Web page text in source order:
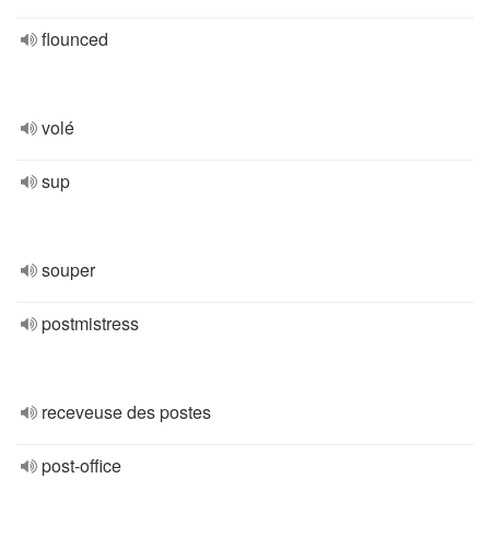
flounced
volé
sup
souper
postmistress
receveuse des postes
post-office